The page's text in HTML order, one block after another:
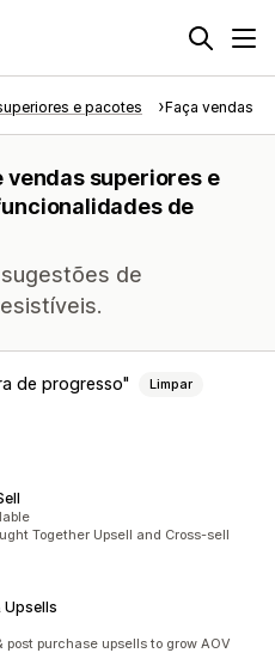
e pacotes Faça vendas
vendas superiores e
de
de
de progresso Limpar
Together Upsell and Cross-sell
Upsells
post purchase upsells to grow AOV